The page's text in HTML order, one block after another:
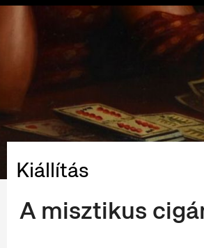
Kiállítás
A misztikus